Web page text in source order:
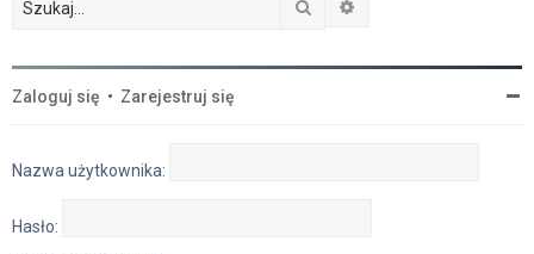
Szukaj
Zaloguj się • Zarejestruj się
Nazwa użytkownika:
Hasło: